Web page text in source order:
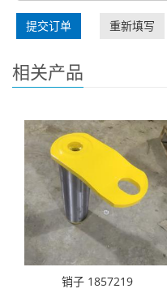
提交订单 重新填写
相关产品
销子 1857219